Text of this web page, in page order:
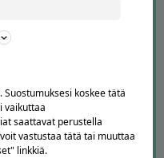
koskee tätä
vaikuttaa
saattavat perustella
vastustaa tätä tai muuttaa
linkkiä.